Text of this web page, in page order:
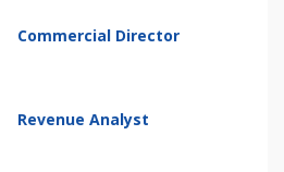
Commercial Director
Revenue Analyst